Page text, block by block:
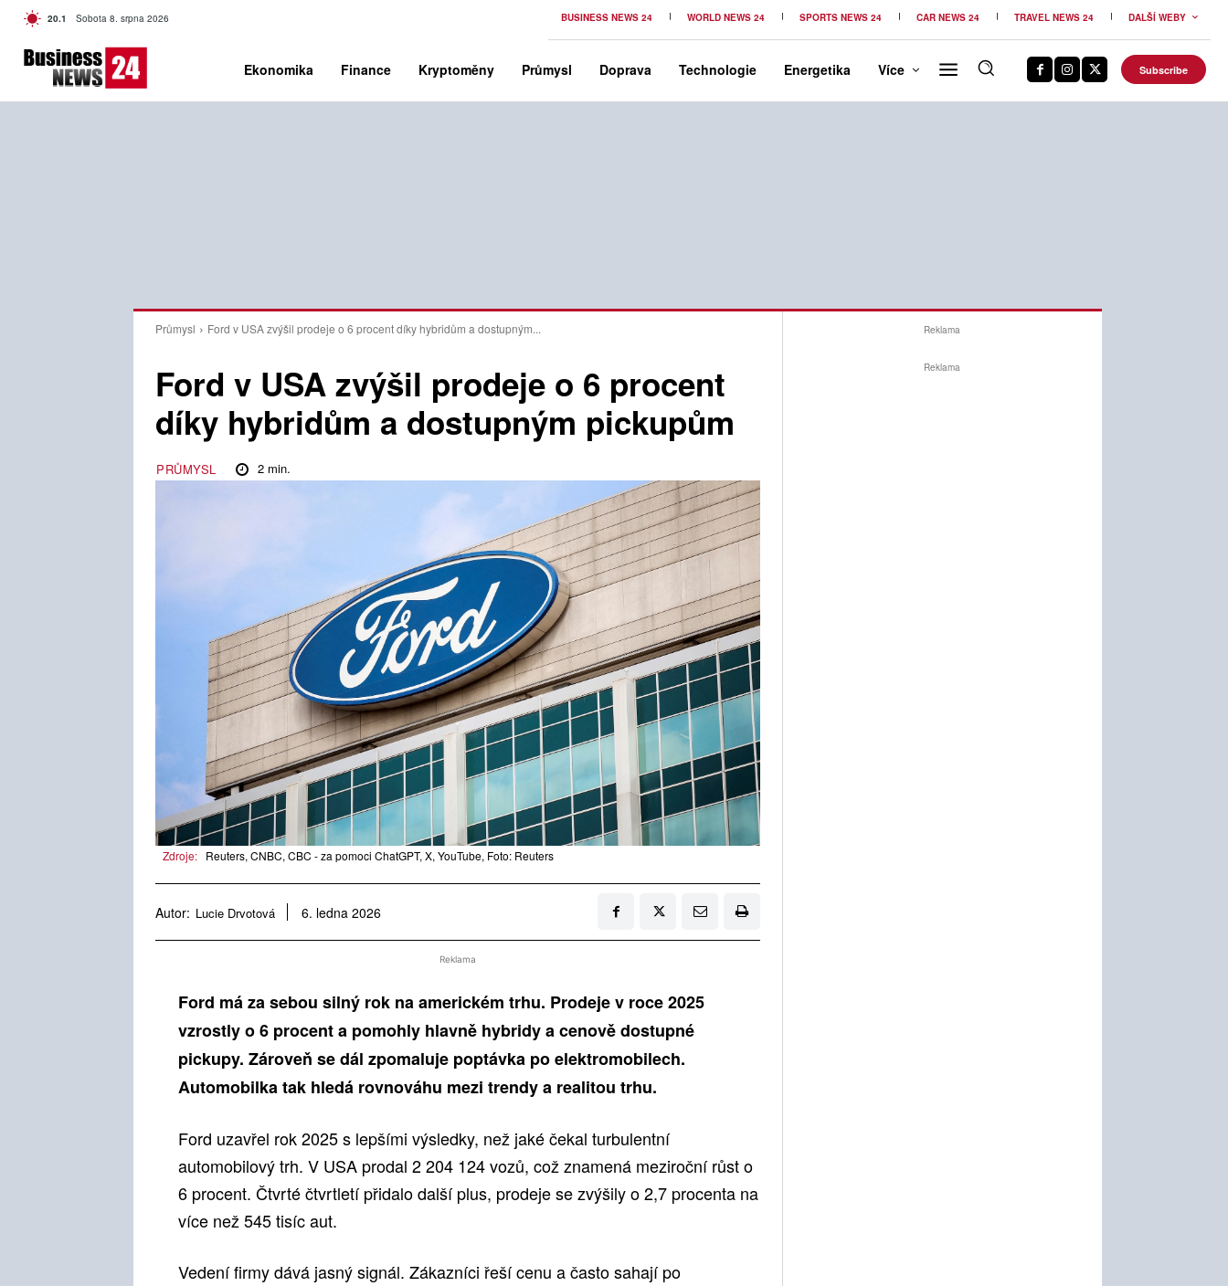
20.1 C Czech
Sobota 8. srpna 2026 BUSINESS NEWS 24 WORLD NEWS 24 SPORTS NEWS 24 CAR NEWS 24 TRAVEL NEWS 24 DALŠÍ WEBY
Ekonomika Finance Kryptoměny Průmysl Doprava Technologie Energetika Více Subscribe
Průmysl Ford v USA zvýšil prodeje o 6 procent díky hybridům a dostupným...
Ford v USA zvýšil prodeje o 6 procent
díky hybridům a dostupným pickupům
PRŮMYSL 2min.
Zdroje: Reuters, CNBC, CBC - za pomoci ChatGPT, X, YouTube, Foto: Reuters
Autor: Lucie Drvotová 6. ledna 2026
Reklama
Ford má za sebou silný rok na americkém trhu. Prodeje v roce 2025
vzrostly o 6 procent a pomohly hlavně hybridy a cenově dostupné
pickupy. Zároveň se dál zpomaluje poptávka po elektromobilech.
Automobilka tak hledá rovnováhu mezi trendy a realitou trhu.
Ford uzavřel rok 2025 s lepšími výsledky, než jaké čekal turbulentní
automobilový trh. V USA prodal 2 204 124 vozů, což znamená meziroční růst o
6 procent. Čtvrté čtvrtletí přidalo další plus, prodeje se zvýšily o 2,7 procenta na
více než 545 tisíc aut.
Vedení firmy dává jasný signál. Zákazníci řeší cenu a často sahají po
Reklama
Reklama